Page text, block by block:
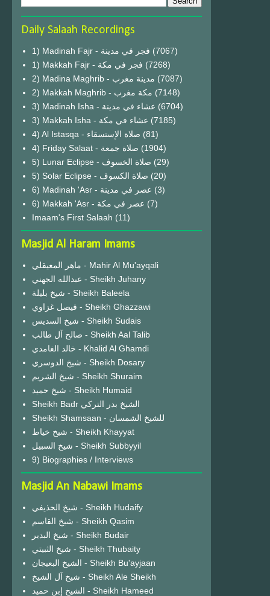
Daily Salaah Recordings
1) Madinah Fajr - فجر في مدينة (7067)
1) Makkah Fajr - فجر في مكة (7268)
2) Madina Maghrib - مدينة مغرب (7087)
2) Makkah Maghrib - مكة مغرب (7148)
3) Madinah Isha - عشاء في مدينة (6704)
3) Makkah Isha - عشاء في مكة (7185)
4) Al Istasqa - صلاة الإستسقاء (81)
4) Friday Salaat - صلاة جمعة (1904)
5) Lunar Eclipse - صلاة الخسوف (29)
(20)
6) Madinah 'Asr - عصر في مدينة (3)
6) Makkah 'Asr - عصر في مكة (7)
Imaam's First Salaah (11)
Masjid Al Haram Imams
ماهر المعيقلي - Mahir Al Mu'ayqali
عبدالله الجهني - Sheikh Juhany
شيخ بليلة - Sheikh Baleela
فيصل غزاوي - Sheikh Ghazzawi
شيخ السديس - Sheikh Sudais
صالح آل طالب - Sheikh Aal Talib
خالد الغامدي - Khalid Al Ghamdi
شيخ الدوسري - Sheikh Dosary
شيخ الشريم - Sheikh Shuraim
شيخ حميد - Sheikh Humaid
Sheikh Badr الشيخ بدر التركي
Sheikh Shamsaan - للشيخ الشمسان
شيخ خياط - Sheikh Khayyat
شيخ السبيل - Sheikh Subbyyil
9) Biographies / Interviews
Masjid An Nabawi Imams
شيخ الحذيفي - Sheikh Hudaify
شيخ القاسم - Sheikh Qasim
شيخ البدير - Sheikh Budair
شيخ الثبيتي - Sheikh Thubaity
الشيخ البعيجان - Sheikh Bu'ayjaan
شيخ آل الشيخ - Sheikh Ale Sheikh
الشيخ إبن حميد - Sheikh Hameed